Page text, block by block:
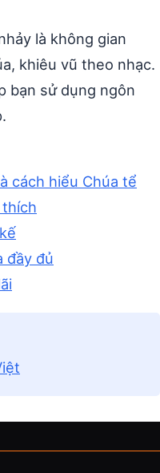
là không gian
khiêu vũ theo nhạc.
bạn sử dụng ngôn
cách hiểu Chúa tể
thích
đầy đủ